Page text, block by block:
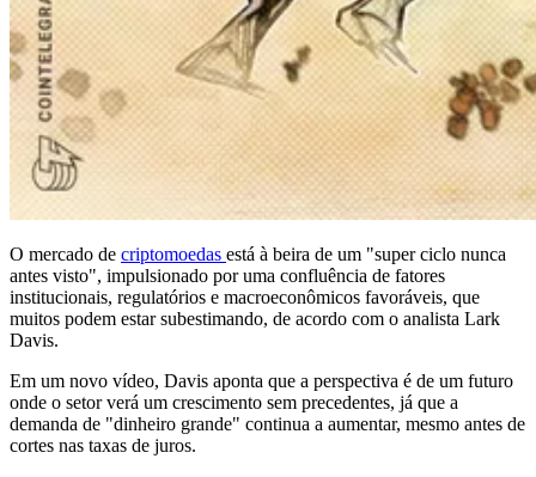
O mercado de criptomoedas está à beira de um "super ciclo nunca
antes visto", impulsionado por uma confluência de fatores
institucionais, regulatórios e macroeconômicos favoráveis, que
muitos podem estar subestimando, de acordo com o analista Lark
Davis.
Em um novo vídeo, Davis aponta que a perspectiva é de um futuro
onde o setor verá um crescimento sem precedentes, já que a
demanda de "dinheiro grande" continua a aumentar, mesmo antes de
cortes nas taxas de juros.